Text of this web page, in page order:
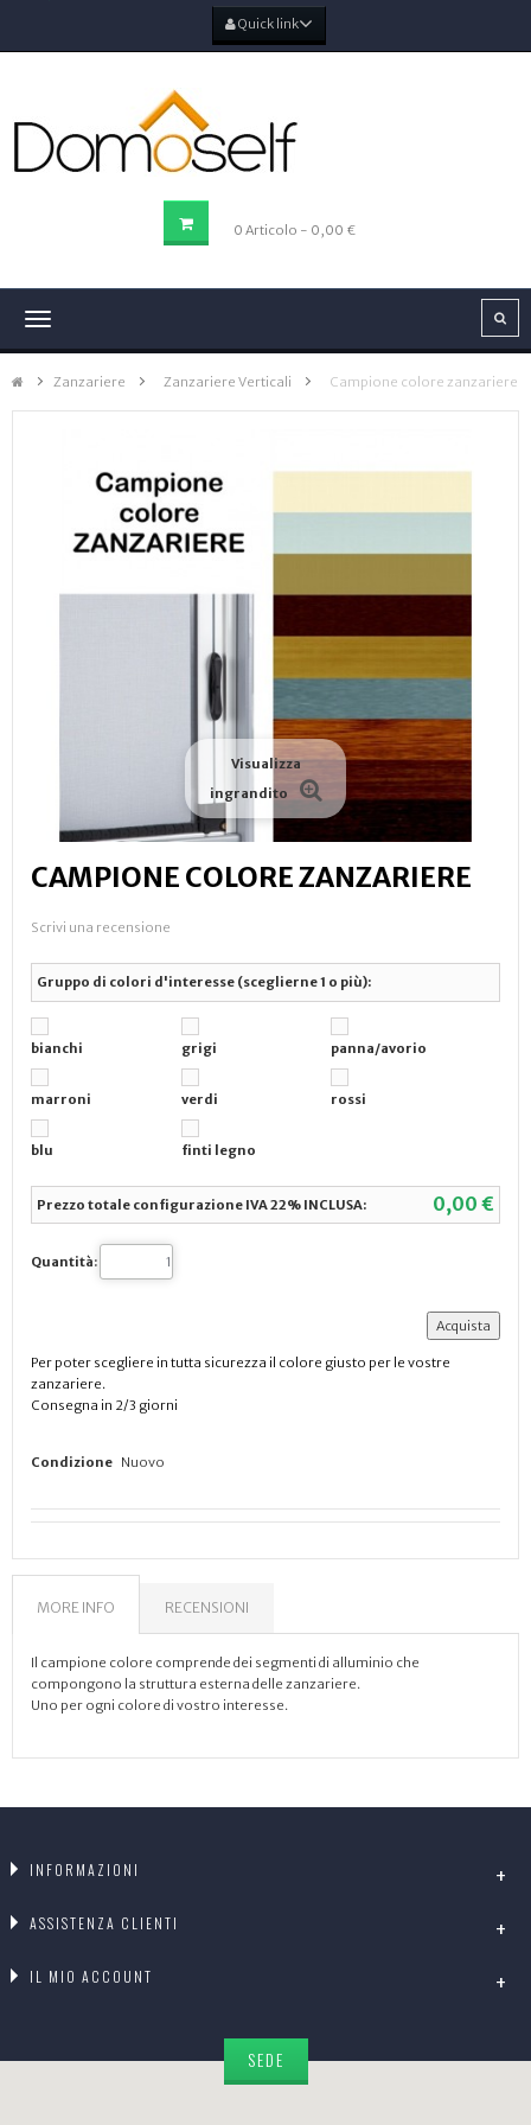
Quick link
0 Articolo - 0,00 €
Navigazione
Zanzariere > Zanzariere Verticali > Campione colore zanzariere
Visualizza
ingrandito
CAMPIONE COLORE ZANZARIERE
Scrivi una recensione
Gruppo di colori d'interesse (sceglierne 1 o più):
bianchi grigi panna/avorio
marroni verdi rossi
blu finti legno
Prezzo totale configurazione IVA 22% INCLUSA: 0,00 €
Quantità:
Per poter scegliere in tutta sicurezza il colore giusto per le vostre
zanzariere.
Consegna in 2/3 giorni
Condizione Nuovo
MORE INFO RECENSIONI
Il campione colore comprende dei segmenti di alluminio che
compongono la struttura esterna delle zanzariere.
Uno per ogni colore di vostro interesse.
INFORMAZIONI
ASSISTENZA CLIENTI
IL MIO ACCOUNT
SEDE